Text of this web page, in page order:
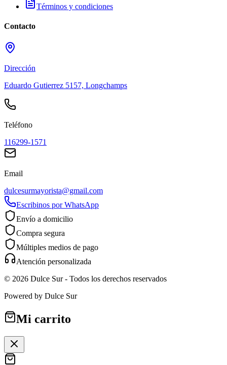
Términos y condiciones
Contacto
Dirección
Eduardo Gutierrez 5157, Longchamps
Teléfono
116299-1571
Email
dulcesurmayorista@gmail.com
Escribinos por WhatsApp
Envío a domicilio
Compra segura
Múltiples medios de pago
Atención personalizada
© 2026 Dulce Sur- Todos los derechos reservados
Powered by Dulce Sur
Mi carrito